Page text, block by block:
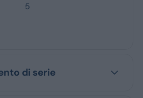
5
di serie